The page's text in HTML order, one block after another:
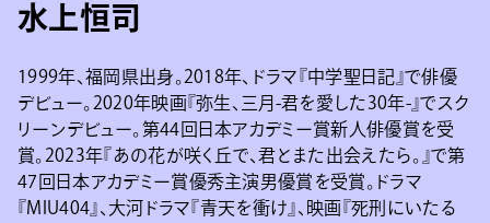
水上恒司
1999年、福岡県出身。2018年、ドラマ『中学聖日記』で俳優
デビュー。2020年映画『弥生、三月-君を愛した30年-』でスク
リーンデビュー。第44回日本アカデミー賞新人俳優賞を受
賞。2023年『あの花が咲く丘で、君とまた出会えたら。』で第
47回日本アカデミー賞優秀主演男優賞を受賞。ドラマ
『MIU404』、大河ドラマ『青天を衝け』、映画『死刑にいたる